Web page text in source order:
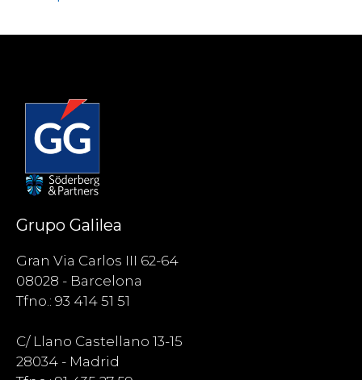
Grupo Galilea
Gran Via Carlos III 62-64
08028 - Barcelona
Tfno.: 93 414 51 51
C/ Llano Castellano 13-15
28034 - Madrid